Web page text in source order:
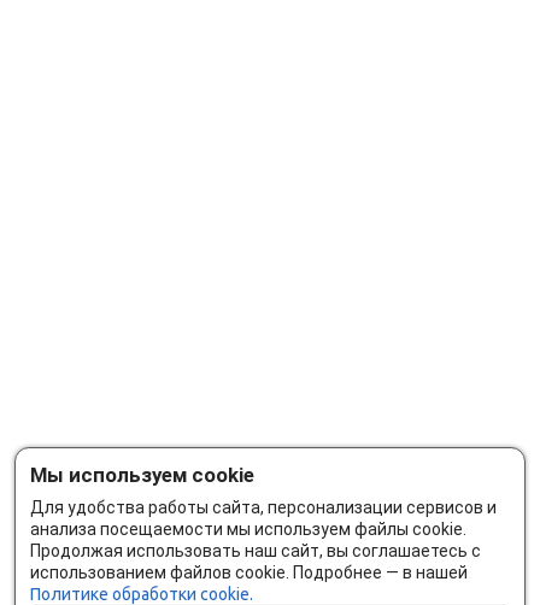
Мы используем cookie
Для удобства работы сайта, персонализации сервисов и
анализа посещаемости мы используем файлы cookie.
Продолжая использовать наш сайт, вы соглашаетесь с
использованием файлов cookie. Подробнее — в нашей
Политике обработки cookie.